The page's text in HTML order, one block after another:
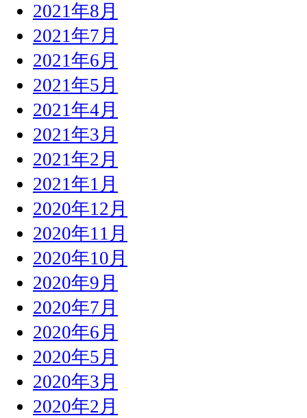
2021年8月
2021年7月
2021年6月
2021年5月
2021年4月
2021年3月
2021年2月
2021年1月
2020年12月
2020年11月
2020年10月
2020年9月
2020年7月
2020年6月
2020年5月
2020年3月
2020年2月